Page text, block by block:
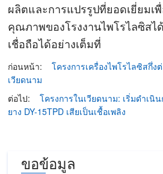
ผลิตและการแปรรูปที่ยอดเยี่ยมเ
คุณภาพของโรงงานไพโรไลซิสไ
เชื่อถือได้อย่างเต็มที่
ก่อนหน้า:
โครงการเครื่องไพโรไลซิสกึ่
เวียดนาม
ต่อไป:
โครงการในเวียดนาม: เริ่มดำเนิ
ยาง DY-15TPD เสียเป็นเชื้อเพลิง
ขอข้อมูล